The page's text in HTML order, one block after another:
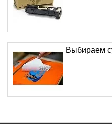
Выбираем